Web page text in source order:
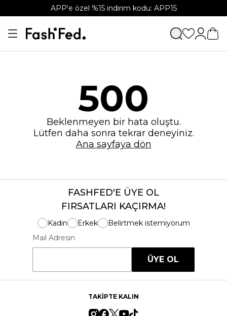
APP'e özel %15 indirim kodu: APP15
500
Beklenmeyen bir hata oluştu.
Lütfen daha sonra tekrar deneyiniz.
Ana sayfaya dön
FASHFED'E ÜYE OL
FIRSATLARI KAÇIRMA!
Kadın Erkek
Belirtmek istemiyorum
Mail Adresin
ÜYE OL
TAKİPTE KALIN